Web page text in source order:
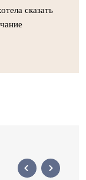
сказать